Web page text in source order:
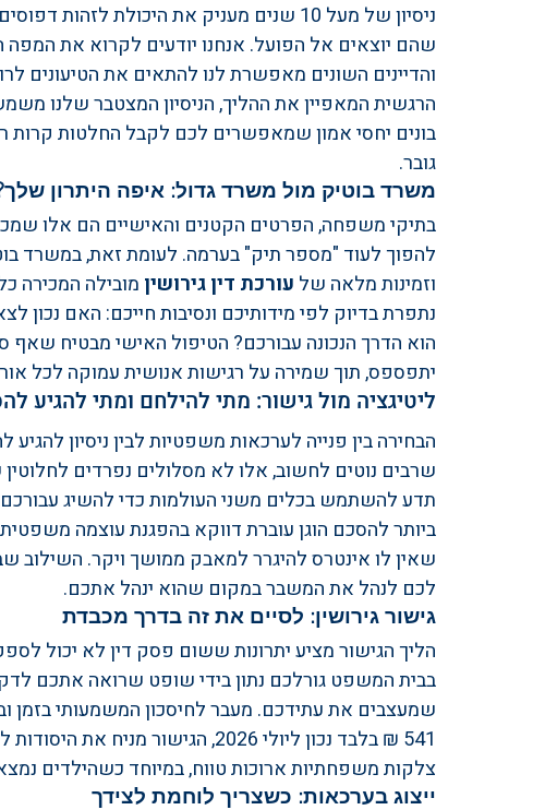
ניסיון של מעל 10 שנים מעניק את היכולת
שהם יוצאים אל הפועל. אנחנו יודעים לקרוא את
והדיינים השונים מאפשרת לנו להתאים את הטיעונים
הרגשית המאפיין את ההליך, הניסיון המצטבר שלנו
בונים יחסי אמון שמאפשרים לכם לקבל החלטות קרות
גובר.
משרד בוטיק מול משרד גדול: איפה היתרון
בתיקי משפחה, הפרטים הקטנים והאישיים הם אלו
להפוך לעוד "מספר תיק" בערמה. לעומת זאת, במשרד
וזמינות מלאה של עורכת דין גירושין מובילה המכירה
נתפרת בדיוק לפי מידותיכם ונסיבות חייכם: האם נכון
הוא הדרך הנכונה עבורכם? הטיפול האישי מבטיח
יתפספס, תוך שמירה על רגישות אנושית עמוקה לכל
ליטיגציה מול גישור: מתי להילחם ומתי להגיע
הבחירה בין פנייה לערכאות משפטיות לבין ניסיון
שרבים נוטים לחשוב, אלו לא מסלולים נפרדים
תדע להשתמש בכלים משני העולמות כדי להשיג
ביותר להסכם הוגן עוברת דווקא בהפגנת עוצמה
שאין לו אינטרס להיגרר למאבק ממושך ויקר. השילוב
לכם לנהל את המשבר במקום שהוא ינהל אתכם.
גישור גירושין: לסיים את זה בדרך מכבדת
הליך הגישור מציע יתרונות ששום פסק דין לא יכול
בבית המשפט גורלכם נתון בידי שופט שרואה אתכם
שמעצבים את עתידכם. מעבר לחיסכון המשמעותי בזמן
541 ₪ בלבד נכון ליולי 2026,
צלקות משפחתיות ארוכות טווח, במיוחד כשהילדים
ייצוג בערכאות: כשצריך לוחמת לצידך